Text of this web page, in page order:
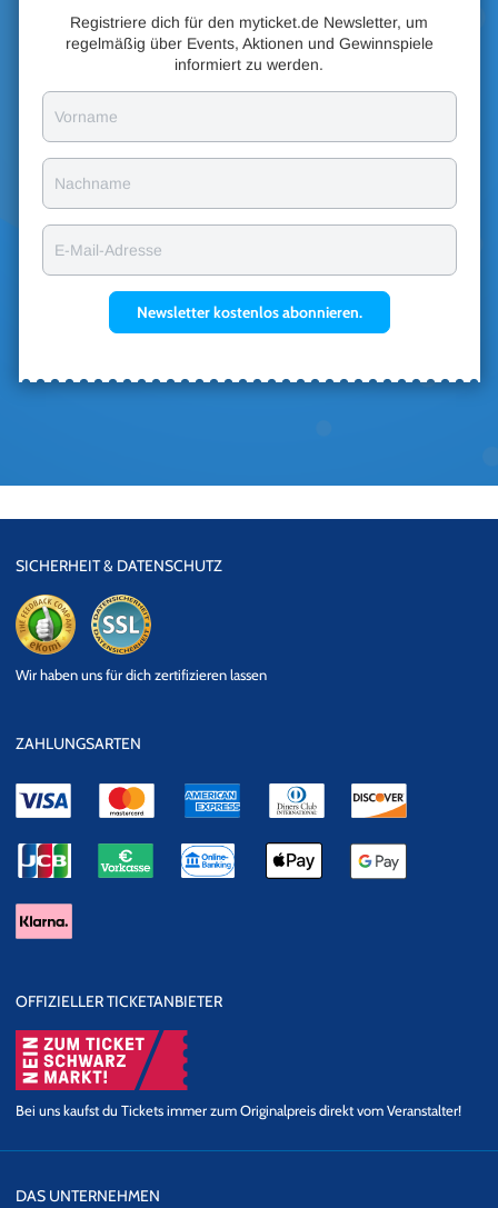
Registriere dich für den myticket.de Newsletter, um
regelmäßig über Events, Aktionen und Gewinnspiele
informiert zu werden.
Vorname
Nachname
E-Mail-Adresse
Newsletter kostenlos abonnieren.
SICHERHEIT & DATENSCHUTZ
Datensicherheit
Wir haben uns für dich zertifizieren lassen
ZAHLUNGSARTEN
OFFIZIELLER TICKETANBIETER
Bei uns kaufst du Tickets immer zum Originalpreis direkt vom Veranstalter!
DAS UNTERNEHMEN